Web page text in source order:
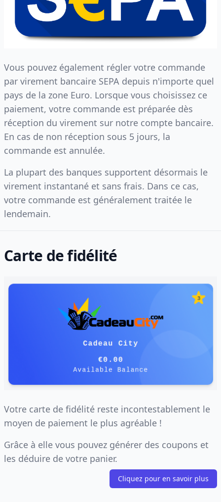
Vous pouvez également régler votre commande
par virement bancaire SEPA depuis n'importe quel
pays de la zone Euro. Lorsque vous choisissez ce
paiement, votre commande est préparée dès
réception du virement sur notre compte bancaire.
En cas de non réception sous 5 jours, la
commande est annulée.
La plupart des banques supportent désormais le
virement instantané et sans frais. Dans ce cas,
votre commande est généralement traitée le
lendemain.
Carte de fidélité
Votre carte de fidélité reste incontestablement le
moyen de paiement le plus agréable !
Grâce à elle vous pouvez générer des coupons et
les déduire de votre panier.
Cliquez pour en savoir plus